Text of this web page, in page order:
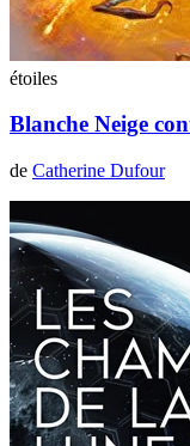
étoiles
Blanche Neige
de Catherine Dufour